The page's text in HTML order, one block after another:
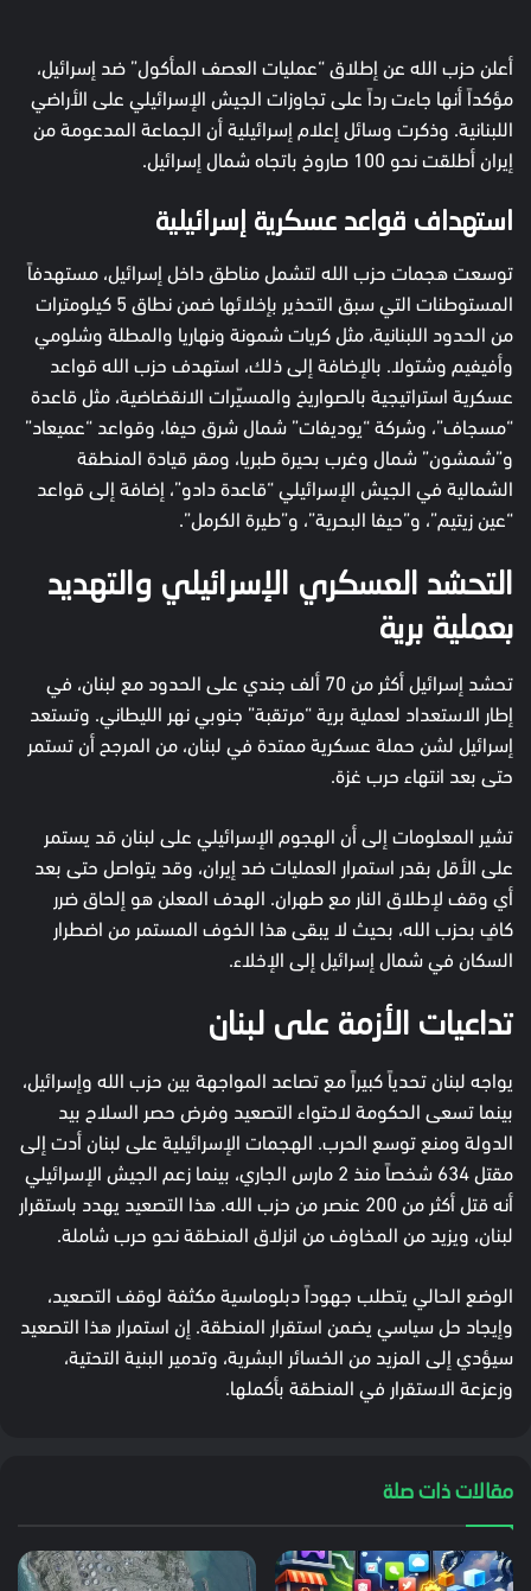
أعلن حزب الله عن إطلاق “عمليات العصف المأكول” ضد إسرائيل،
مؤكداً أنها جاءت رداً على تجاوزات الجيش الإسرائيلي على الأراضي
اللبنانية. وذكرت وسائل إعلام إسرائيلية أن الجماعة المدعومة من
إيران أطلقت نحو 100 صاروخ باتجاه شمال إسرائيل.
استهداف قواعد عسكرية إسرائيلية
توسعت هجمات حزب الله لتشمل مناطق داخل إسرائيل، مستهدفاً
المستوطنات التي سبق التحذير بإخلائها ضمن نطاق 5 كيلومترات
من الحدود اللبنانية، مثل كريات شمونة ونهاريا والمطلة وشلومي
وأفيفيم وشتولا. بالإضافة إلى ذلك، استهدف حزب الله قواعد
عسكرية استراتيجية بالصواريخ والمسيّرات الانقضاضية، مثل قاعدة
“مسجاف”، وشركة “يوديفات” شمال شرق حيفا، وقواعد “عميعاد”
و”شمشون” شمال وغرب بحيرة طبريا، ومقر قيادة المنطقة
الشمالية في الجيش الإسرائيلي “قاعدة دادو”، إضافة إلى قواعد
“عين زيتيم”، و”حيفا البحرية”، و”طيرة الكرمل”.
التحشد العسكري الإسرائيلي والتهديد
بعملية برية
تحشد إسرائيل أكثر من 70 ألف جندي على الحدود مع لبنان، في
إطار الاستعداد لعملية برية “مرتقبة” جنوبي نهر الليطاني. وتستعد
إسرائيل لشن حملة عسكرية ممتدة في لبنان، من المرجح أن تستمر
حتى بعد انتهاء حرب غزة.
تشير المعلومات إلى أن الهجوم الإسرائيلي على لبنان قد يستمر
على الأقل بقدر استمرار العمليات ضد إيران، وقد يتواصل حتى بعد
أي وقف لإطلاق النار مع طهران. الهدف المعلن هو إلحاق ضرر
كافٍ بحزب الله، بحيث لا يبقى هذا الخوف المستمر من اضطرار
السكان في شمال إسرائيل إلى الإخلاء.
تداعيات الأزمة على لبنان
يواجه لبنان تحدياً كبيراً مع تصاعد المواجهة بين حزب الله وإسرائيل،
بينما تسعى الحكومة لاحتواء التصعيد وفرض حصر السلاح بيد
الدولة ومنع توسع الحرب. الهجمات الإسرائيلية على لبنان أدت إلى
مقتل 634 شخصاً منذ 2 مارس الجاري، بينما زعم الجيش الإسرائيلي
أنه قتل أكثر من 200 عنصر من حزب الله. هذا التصعيد يهدد باستقرار
لبنان، ويزيد من المخاوف من انزلاق المنطقة نحو حرب شاملة.
الوضع الحالي يتطلب جهوداً دبلوماسية مكثفة لوقف التصعيد،
وإيجاد حل سياسي يضمن استقرار المنطقة. إن استمرار هذا التصعيد
سيؤدي إلى المزيد من الخسائر البشرية، وتدمير البنية التحتية،
وزعزعة الاستقرار في المنطقة بأكملها.
مقالات ذات صلة